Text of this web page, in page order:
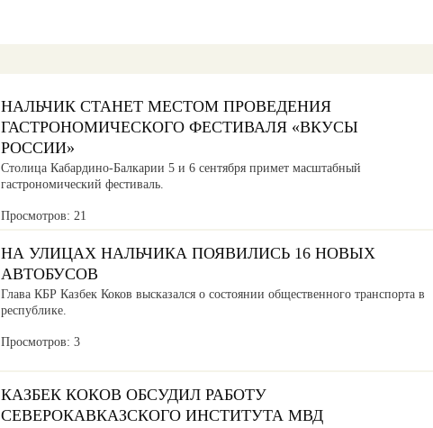
НАЛЬЧИК СТАНЕТ МЕСТОМ ПРОВЕДЕНИЯ
ГАСТРОНОМИЧЕСКОГО ФЕСТИВАЛЯ «ВКУСЫ
РОССИИ»
Столица Кабардино-Балкарии 5 и 6 сентября примет масштабный
гастрономический фестиваль.
Просмотров: 21
НА УЛИЦАХ НАЛЬЧИКА ПОЯВИЛИСЬ 16 НОВЫХ
АВТОБУСОВ
Глава КБР Казбек Коков высказался о состоянии общественного транспорта в
республике.
Просмотров: 3
КАЗБЕК КОКОВ ОБСУДИЛ РАБОТУ
СЕВЕРОКАВКАЗСКОГО ИНСТИТУТА МВД